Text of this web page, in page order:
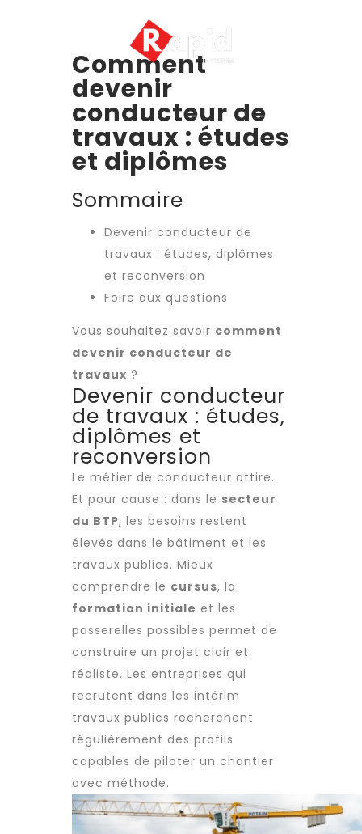
Comment
devenir
conducteur de
travaux : études
et diplômes
Sommaire
Devenir conducteur de
travaux : études, diplômes
et reconversion
Foire aux questions
Vous souhaitez savoir comment
devenir conducteur de
travaux ?
Devenir conducteur
de travaux : études,
diplômes et
reconversion
Le métier de conducteur attire.
Et pour cause : dans le secteur
du BTP, les besoins restent
élevés dans le bâtiment et les
travaux publics. Mieux
comprendre le cursus, la
formation initiale et les
passerelles possibles permet de
construire un projet clair et
réaliste. Les entreprises qui
recrutent dans les intérim
travaux publics recherchent
régulièrement des profils
capables de piloter un chantier
avec méthode.